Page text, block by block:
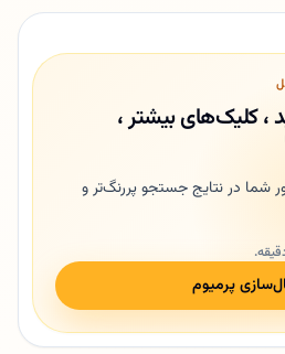
، کلیک‌های بیشتر ،
شما در نتایج جستجو پررنگ‌تر و
پرمیوم